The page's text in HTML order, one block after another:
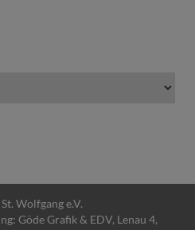
Wolfgang e.V.
Göde Grafik & EDV, Lenau 4,